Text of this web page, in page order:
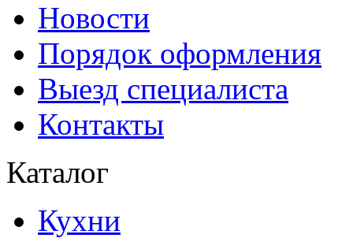
Новости
Порядок оформления
Выезд специалиста
Контакты
Каталог
Кухни